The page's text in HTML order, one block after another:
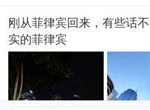
刚从菲律宾回来，有些话
实的菲律宾